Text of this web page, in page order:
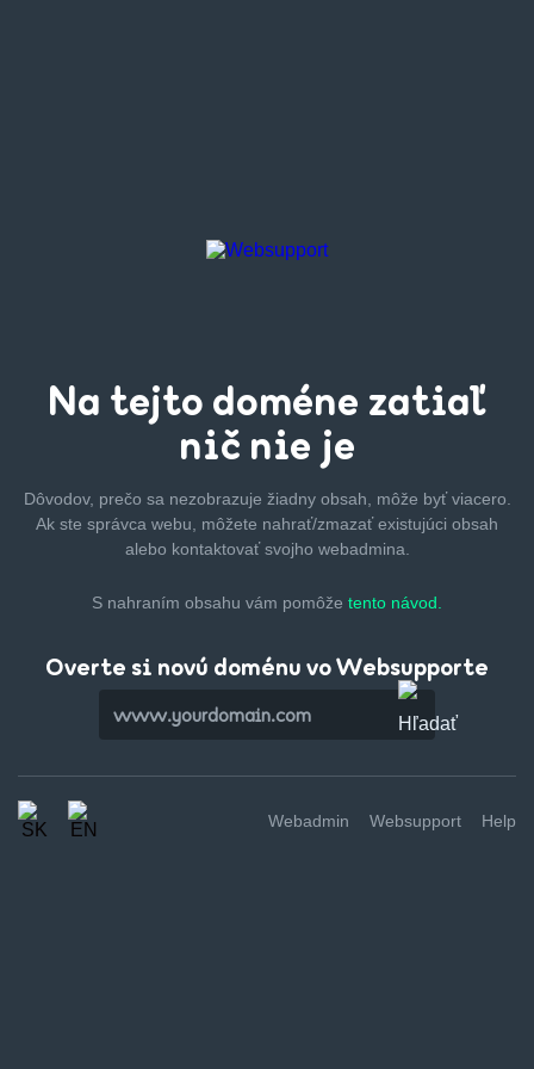
Na tejto doméne zatiaľ
nič nie je
Dôvodov, prečo sa nezobrazuje žiadny obsah, môže byťviacero.
Ak ste správca webu, môžete nahrať/zmazaťexistujúci obsah
alebo kontaktovať svojho webadmina.
S nahraním obsahu vám pomôže tento návod.
Overte si novú doménu vo Websupporte
Webadmin Websupport Help